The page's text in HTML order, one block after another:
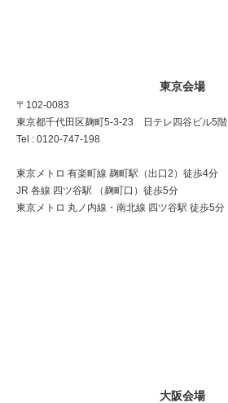
東京会場
〒102-0083
東京都千代田区麹町5-3-23 日テレ四谷ビル5階
Tel : 0120-747-198
東京メトロ 有楽町線 麹町駅（出口2）徒歩4分
JR 各線 四ツ谷駅 （麹町口）徒歩5分
東京メトロ 丸ノ内線・南北線 四ツ谷駅 徒歩5分
大阪会場